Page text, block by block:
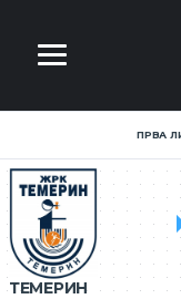
ПРВА
ТЕМЕРИН